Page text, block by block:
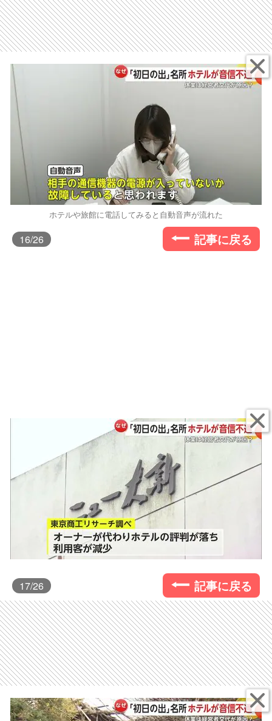
ホテルや旅館に電話してみると自動音声が流れた
16/26 記事に戻る
17/26 記事に戻る